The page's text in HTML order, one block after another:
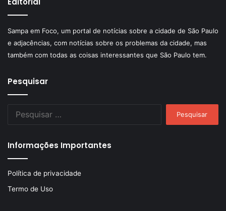
Sampa em Foco, um portal de notícias sobre a cidade de São Paulo
e adjacências, com notícias sobre os problemas da cidade, mas
também com todas as coisas interessantes que São Paulo tem.
Pesquisar
Informações Importantes
Política de privacidade
Termo de Uso